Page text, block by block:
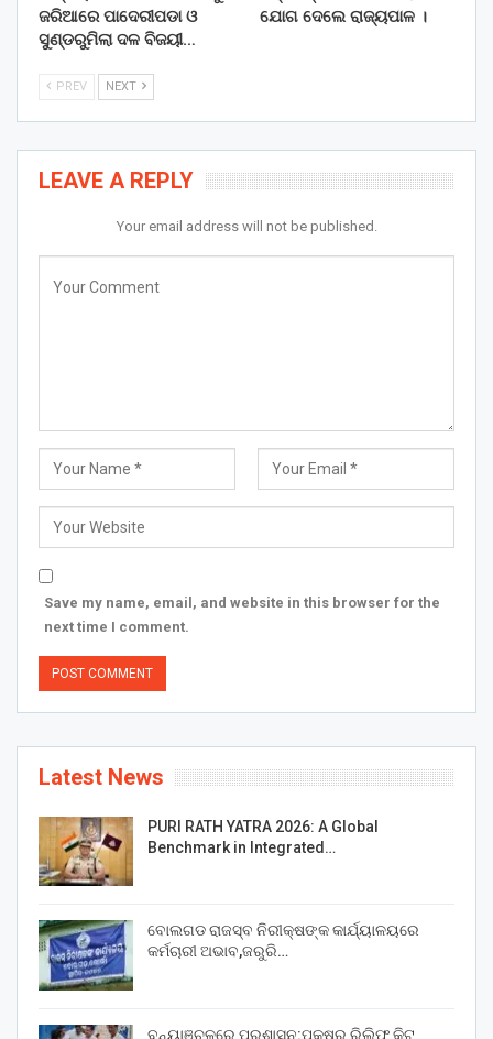
ଜରିଆରେ ପାଦେରୀପଡା ଓ
ସୁଣ୍ଡରୁମିଲା ଦଳ ବିଜୟୀ…
ଯୋଗ ଦେଲେ ରାଜ୍ୟପାଳ ।
PREV NEXT
LEAVE A REPLY
Your email address will not be published.
Save my name, email, and website in this browser for the
next time I comment.
Latest News
PURI RATH YATRA 2026: A Global
Benchmark in Integrated…
ବୋଲଗଡ ରାଜସ୍ବ ନିରୀକ୍ଷଙ୍କ କାର୍ଯ୍ୟାଳୟରେ
କର୍ମଚାରୀ ଅଭାବ,ଜରୁରି…
ବନ୍ୟାଞ୍ଚଳରେ ପ୍ରଶାସନ:ପକ୍ଷରୁ ରିଲିଫ୍ କିଟ୍